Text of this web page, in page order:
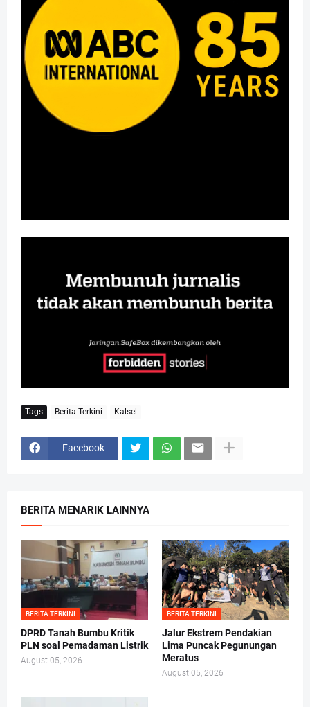
Tags Berita Terkini Kalsel
Facebook
BERITA MENARIK LAINNYA
BERITA TERKINI
DPRD Tanah Bumbu Kritik
PLN soal Pemadaman Listrik
August 05, 2026
BERITA TERKINI
Jalur Ekstrem Pendakian
Lima Puncak Pegunungan
Meratus
August 05, 2026